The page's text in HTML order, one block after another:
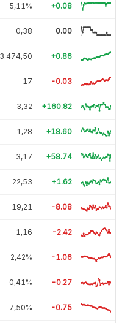
5,11% +0.08
0,38 0.00
3.474,50 +0.86
17 -0.03
3,32 +160.82
1,28 +18.60
3,17 +58.74
22,53 +1.62
19,21 -8.08
1,16 -2.42
2,42% -1.06
0,41% -0.27
7,50% -0.75